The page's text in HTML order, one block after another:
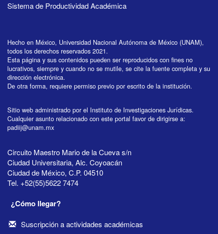
Sistema de Productividad Académica
Hecho en México, Universidad Nacional Autónoma de México (UNAM),
todos los derechos reservados 2021.
Esta página y sus contenidos pueden ser reproducidos con fines no
lucrativos, siempre y cuando no se mutile, se cite la fuente completa y su
dirección electrónica.
De otra forma, requiere permiso previo por escrito de la institución.
Sitio web administrado por el Instituto de Investigaciones Jurídicas.
Cualquier asunto relacionado con este portal favor de dirigirse a:
padiij@unam.mx
Circuito Maestro Mario de la Cueva s/n
Ciudad Universitaria, Alc. Coyoacán
Ciudad de México, C.P. 04510
Tel. +52(55)5622 7474
¿Cómo llegar?
Suscripción a actividades académicas